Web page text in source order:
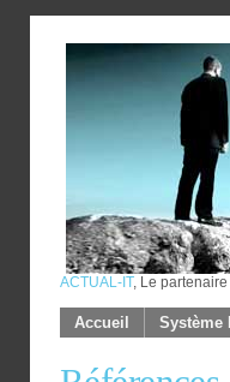
ACTUAL-IT, Le
Accueil Système